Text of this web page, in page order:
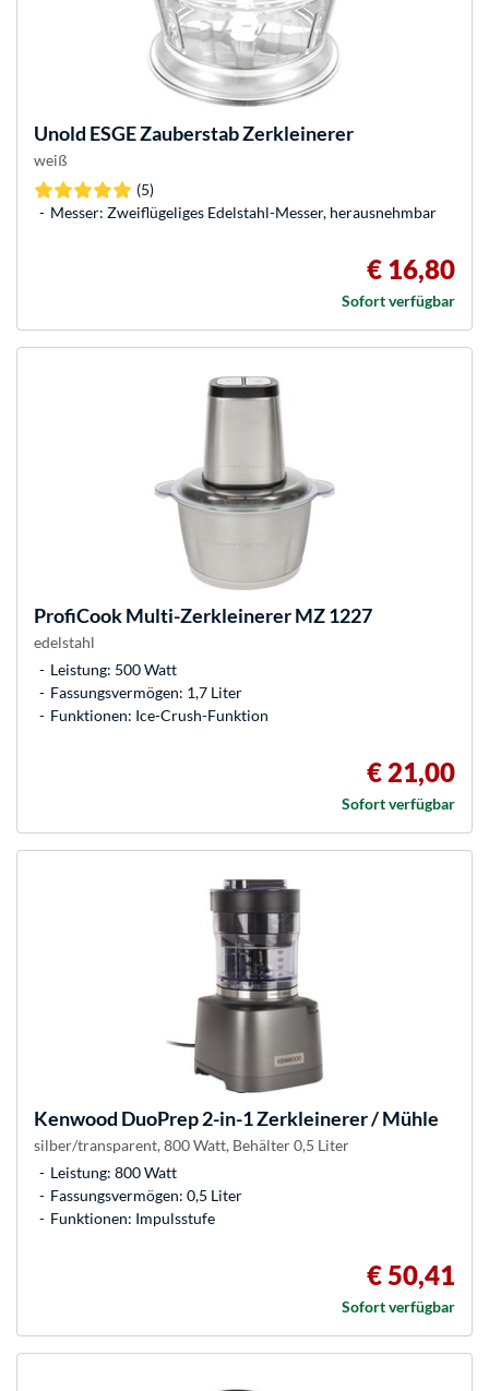
Unold ESGE Zauberstab Zerkleinerer
weiß
(5)
Messer: Zweiflügeliges Edelstahl-Messer, herausnehmbar
€ 16,80
Sofort verfügbar
ProfiCookMulti-Zerkleinerer MZ 1227
edelstahl
Leistung: 500 Watt
Fassungsvermögen: 1,7 Liter
Funktionen: Ice-Crush-Funktion
€ 21,00
Sofort verfügbar
Kenwood DuoPrep 2-in-1 Zerkleinerer / Mühle
silber/transparent, 800 Watt, Behälter 0,5 Liter
Leistung: 800 Watt
Fassungsvermögen: 0,5 Liter
Funktionen: Impulsstufe
€ 50,41
Sofort verfügbar